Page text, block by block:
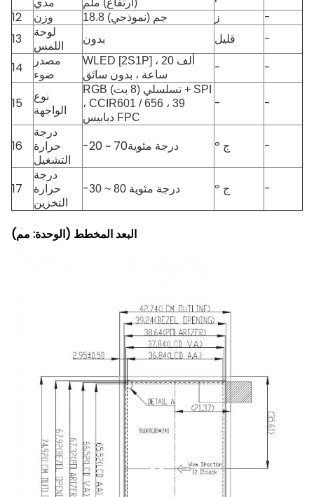
مدي (ارتفاع) ملم
12
وزن 18.8 جم (نموذجي) ز
-
13
لوحة
اللمس
بدون قليل
-
14
مصدر
ضوء
WLED [2S1P] ، 20 ألف
ساعة ، بدون سائق - -
15
نوع
الواجهة
RGB تسلسلي (8 بت) + SPI
، CCIR601 / 656 ، 39
دبابيس FPC
- -
16
درجة
حرارة
التشغيل
-20 ~ 70درجة مئوية º ج -
17
درجة
حرارة
التخزين
- 30 ~ 80 درجة مئوية º ج -
البعد المخطط (الوحدة: مم)